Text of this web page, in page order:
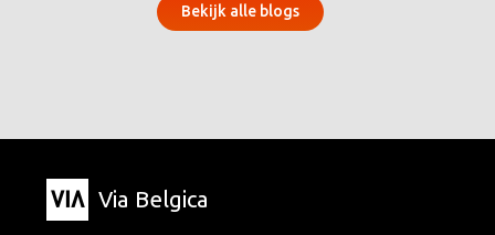
Bekijk alle blogs
Via Belgica